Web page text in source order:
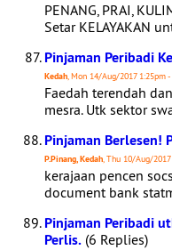
PENANG, PRAI,
Setar KELAYAKAN
Pinjaman Peribadi
Kedah, Mon 14/Aug/2017 1:25pm
Faedah terendah
mesra. Utk sektor
Pinjaman Berlesen!
P.Pinang, Kedah, Thu 10/Aug/
kerajaan pencen
document bank
Pinjaman Peribadi
Perlis. (6 Replies)